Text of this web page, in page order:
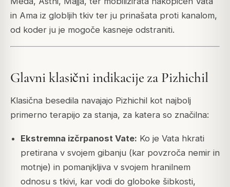
in Ama iz globljih tkiv ter ju prinašata proti kanalom,
od koder ju je mogoče kasneje odstraniti.
Glavni klasični indikacije za Pizhichil
Klasična besedila navajajo Pizhichil kot najbolj
primerno terapijo za stanja, za katera so značilna:
Ekstremna izčrpanost Vate: Ko je Vata hkrati
pretirana v svojem gibanju (kar povzroča nemir in
motnje) in pomanjkljiva v svojem hranilnem
odnosu s tkivi, kar vodi do globoke šibkosti,